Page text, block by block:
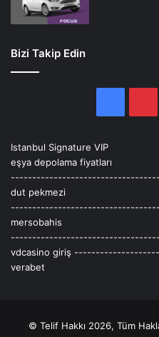
Bizi Takip Edin
Istanbul Signature VIP
eşya depolama fiyatları
dut pekmezi
mersobahis
vdcasino giriş
verabet
© Telif Hakkı 2026, Tüm